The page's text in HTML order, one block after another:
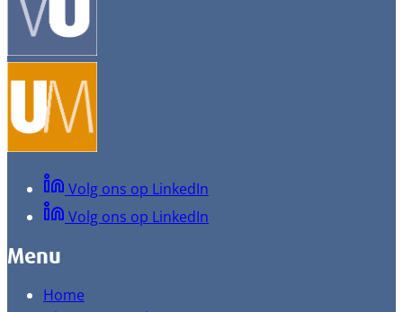
Volg ons op LinkedIn
Volg ons op LinkedIn
Menu
Home